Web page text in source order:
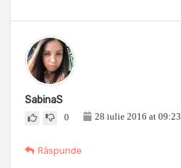
SabinaS
0 28 iulie 2016 at 09:23
Răspunde